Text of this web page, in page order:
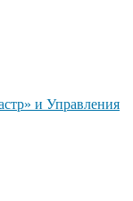
и Управления